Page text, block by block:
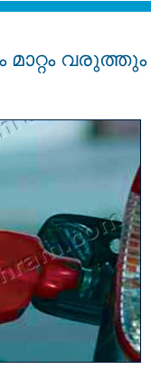
വരുത്തും